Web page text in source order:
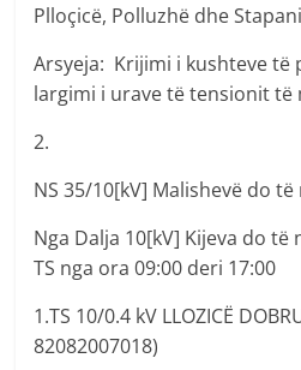
Plloçicë, Polluzhë dhe
Arsyeja: Krijimi i kushteve të
largimi i urave të tensionit të
2.
NS 35/10[kV] Malishevë do
Nga Dalja 10[kV] Kijeva do
TS nga ora 09:00 deri 17:00
1.TS 10/0.4 kV LLOZICË
82082007018)